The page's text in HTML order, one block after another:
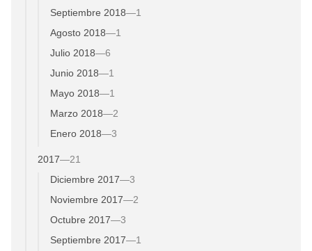
Septiembre 2018—1
Agosto 2018—1
Julio 2018—6
Junio 2018—1
Mayo 2018—1
Marzo 2018—2
Enero 2018—3
2017—21
Diciembre 2017—3
Noviembre 2017—2
Octubre 2017—3
Septiembre 2017—1